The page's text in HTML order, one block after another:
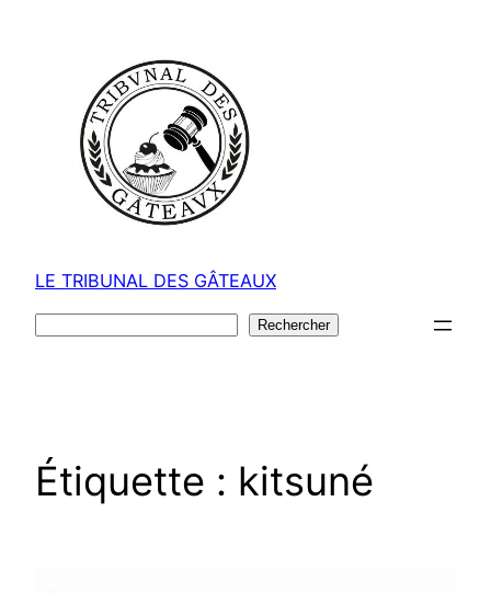
LE TRIBUNAL DES GÂTEAUX
Rechercher
Étiquette : kitsuné